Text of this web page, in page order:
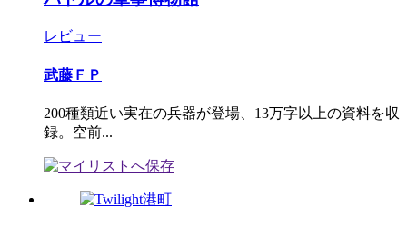
レビュー
武藤ＦＰ
200種類近い実在の兵器が登場、13万字以上の資料を収
録。空前...